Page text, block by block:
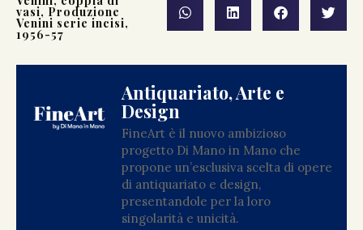
vasi, Produzione
Venini serie incisi,
1956-57
Antiquariato, Arte e
Design
FineArt è il nuovo ambizioso
progetto Di Mano in Mano che
propone un’esclusiva scelta di opere
di antiquariato e design,
presentandole per la loro
singolarità e unicità.